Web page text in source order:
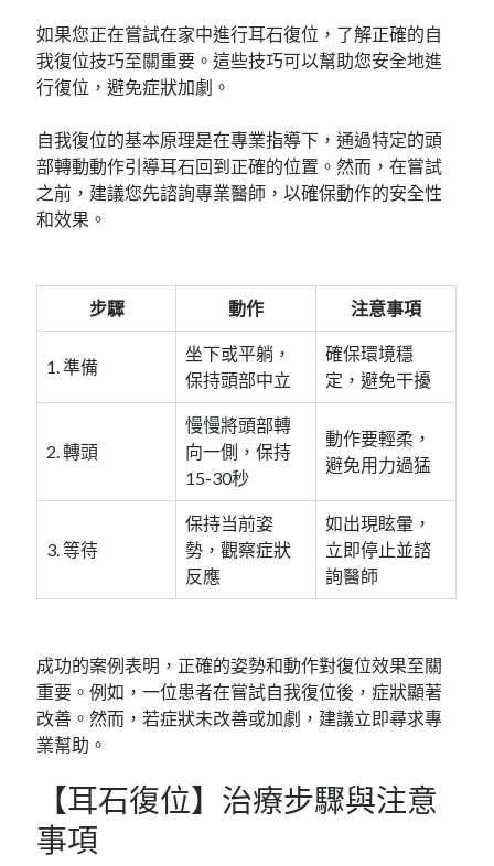
如果您正在嘗試在家中進行耳石復位，了解正確的自
我復位技巧至關重要。這些技巧可以幫助您安全地進
行復位，避免症狀加劇。
自我復位的基本原理是在專業指導下，通過特定的頭
部轉動動作引導耳石回到正確的位置。然而，在嘗試
之前，建議您先諮詢專業醫師，以確保動作的安全性
和效果。
步驟 動作 注意事項
1. 準備
坐下或平躺，
保持頭部中立
確保環境穩
定，避免干擾
2. 轉頭
慢慢將頭部轉
向一側，保持
15-30秒
動作要輕柔，
避免用力過猛
3. 等待
保持当前姿
勢，觀察症狀
反應
如出現眩暈，
立即停止並諮
詢醫師
成功的案例表明，正確的姿勢和動作對復位效果至關
重要。例如，一位患者在嘗試自我復位後，症狀顯著
改善。然而，若症狀未改善或加劇，建議立即尋求專
業幫助。
【耳石復位】治療步驟與注意
事項